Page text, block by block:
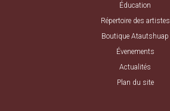
Éducation
Répertoire des artistes
Boutique Atautshuap
Évenements
Actualités
Plan du site